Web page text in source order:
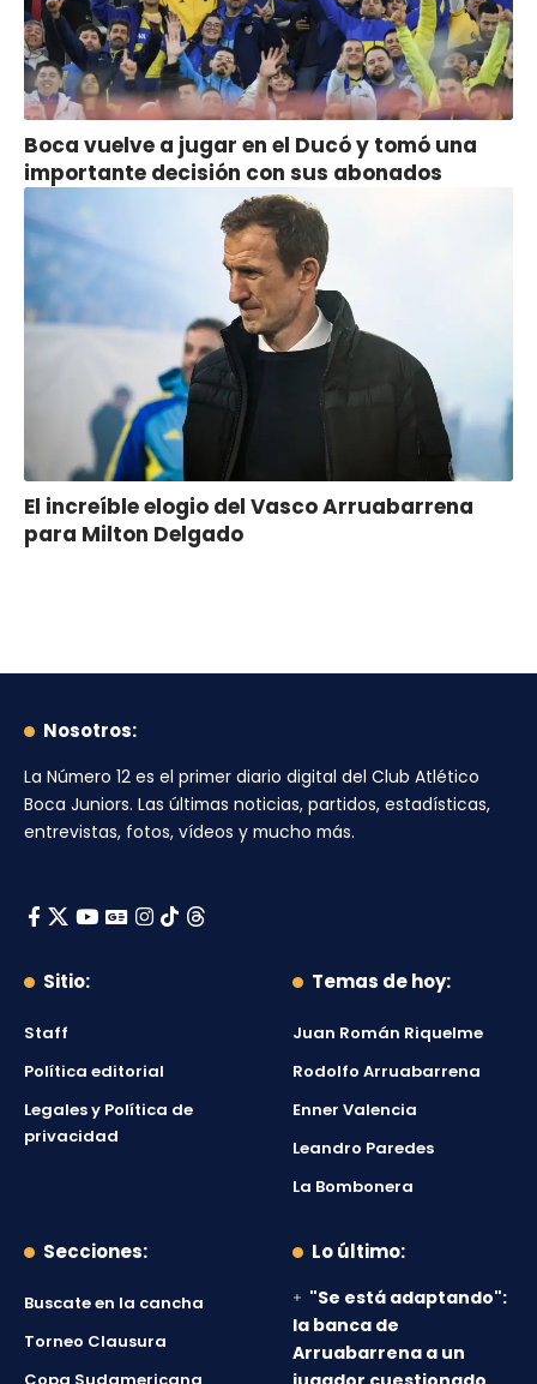
Boca vuelve a jugar en el Ducó y tomó una
importante decisión con sus abonados
El increíble elogio del Vasco Arruabarrena
para Milton Delgado
Nosotros:
La Número 12 es el primer diario digital del Club Atlético
Boca Juniors. Las últimas noticias, partidos, estadísticas,
entrevistas, fotos, vídeos y mucho más.
Sitio:
Staff
Política editorial
Legales y Política de
privacidad
Temas de hoy:
Juan Román Riquelme
Rodolfo Arruabarrena
Enner Valencia
Leandro Paredes
La Bombonera
Secciones:
Buscate en la cancha
Torneo Clausura
Lo último:
"Se está adaptando":
la banca de
Arruabarrena a un